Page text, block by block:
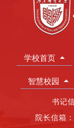
学校首页
智慧校园
书记
院长信箱